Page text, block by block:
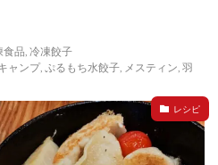
食品, 冷凍餃子
ャンプ, ぷるもち水餃子, メスティン, 羽
レシピ
るぎょうざ
宮崎餃子
小籠包と飲みたい
担々麺
揚げ餃子
者 硬くなる
外食事業
鍋
鍋スープ